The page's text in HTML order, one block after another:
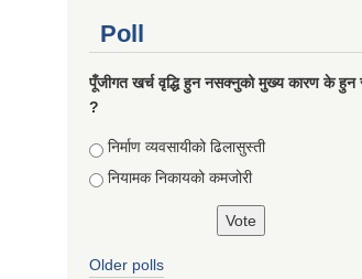
Poll
पूँजीगत खर्च वृद्धि हुन नसक्नुको मुख्य कारण के हुन
?
Choices
निर्माण व्यवसायीको ढिलासुस्ती
नियामक निकायको कमजोरी
Older polls